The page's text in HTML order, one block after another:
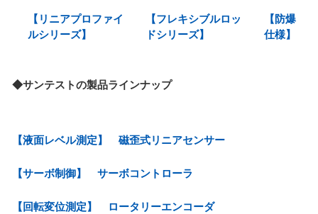
【リニアプロファイ
ルシリーズ】
【フレキシブルロッ
ドシリーズ】
【防爆
仕様】
◆サンテストの製品ラインナップ
【液面レベル測定】 磁歪式リニアセンサー
【サーボ制御】 サーボコントローラ
【回転変位測定】 ロータリーエンコーダ